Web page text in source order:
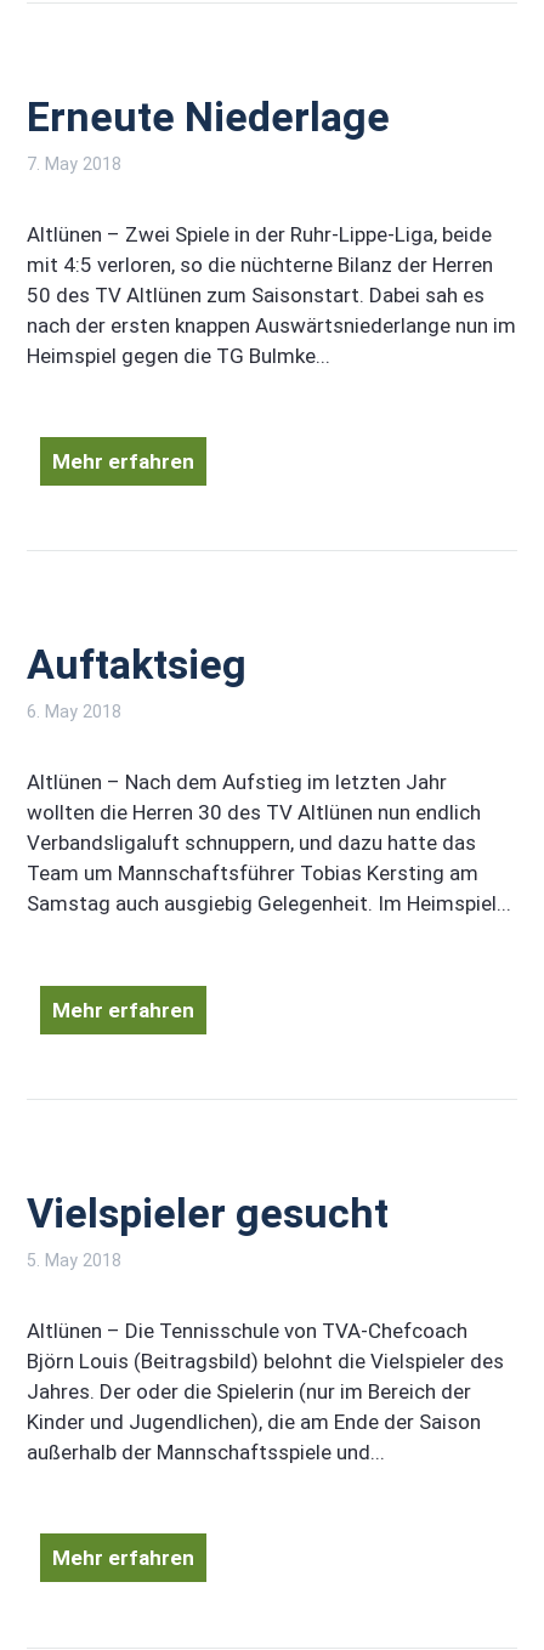
Erneute Niederlage
7. May 2018
Altlünen – Zwei Spiele in der Ruhr-Lippe-Liga, beide
mit 4:5 verloren, so die nüchterne Bilanz der Herren
50 des TV Altlünen zum Saisonstart. Dabei sah es
nach der ersten knappen Auswärtsniederlange nun im
Heimspiel gegen die TG Bulmke...
Mehr erfahren
Auftaktsieg
6. May 2018
Altlünen – Nach dem Aufstieg im letzten Jahr
wollten die Herren 30 des TV Altlünen nun endlich
Verbandsligaluft schnuppern, und dazu hatte das
Team um Mannschaftsführer Tobias Kersting am
Samstag auch ausgiebig Gelegenheit. Im Heimspiel...
Mehr erfahren
Vielspieler gesucht
5. May 2018
Altlünen – Die Tennisschule von TVA-Chefcoach
Björn Louis (Beitragsbild) belohnt die Vielspieler des
Jahres. Der oder die Spielerin (nur im Bereich der
Kinder und Jugendlichen), die am Ende der Saison
außerhalb der Mannschaftsspiele und...
Mehr erfahren